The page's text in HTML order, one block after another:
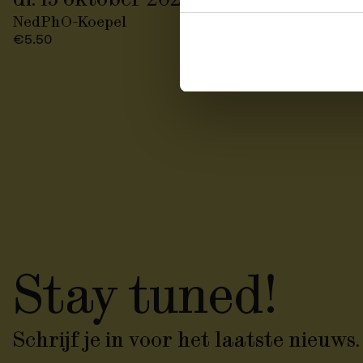
NedPhO-Koepel
€5.50
Stay tuned!
Schrijf je in voor het laatste nieuws.